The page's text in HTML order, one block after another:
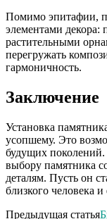
Помимо эпитафии,
элементами декора:
растительными
перегружать
гармоничность.
Заключение
Установка
усопшему. Это
будущих
выбору памятника
деталям. Пусть он
близкого человека
Предыдущая статья